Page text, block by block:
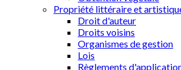
Propriété littéraire et
Droit d'auteur
Droits voisins
Organismes de gestion
Lois
Règlements